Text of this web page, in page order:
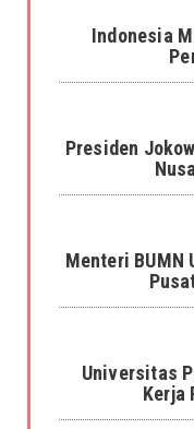
Indonesia
Presiden
Menteri BUMN
Universitas
Kerja